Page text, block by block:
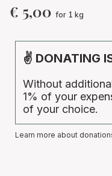
€ 5,00 for 1 kg
✌ DONATING
Without
1% of your
of your choice.
Learn more about